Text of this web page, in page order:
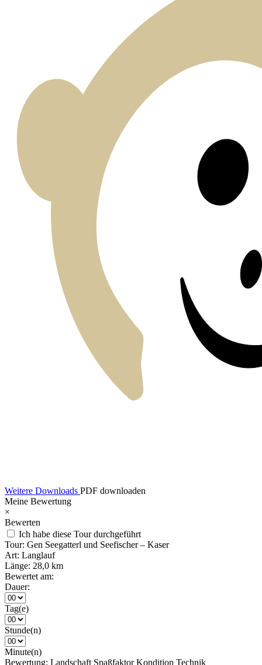
Weitere Downloads PDF downloaden
Meine Bewertung
×
Bewerten
Ich habe diese Tour durchgeführt
Tour: Gen Seegatterl und Seefischer – Kaser
Art: Langlauf
Länge: 28,0 km
Bewertet am:
Dauer:
Tag(e)
Stunde(n)
Minute(n)
Bewertung: Landschaft Spaßfaktor Kondition Technik